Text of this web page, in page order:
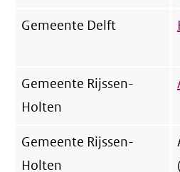
Gemeente Delft
Gemeente Rijssen-
Holten
Gemeente Rijssen-
Holten